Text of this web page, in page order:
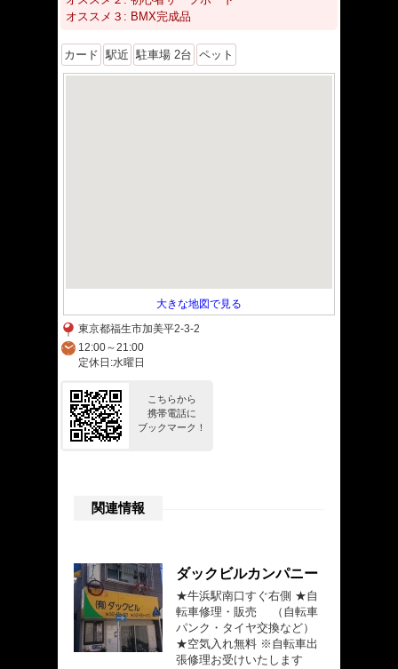
オススメ３: BMX完成品
カード 駅近 駐車場 2台 ペット
大きな地図で見る
東京都福生市加美平2-3-2
12:00～21:00
定休日:水曜日
こちらから
携帯電話に
ブックマーク！
関連情報
ダックビルカンパニー
★牛浜駅南口すぐ右側 ★自
転車修理・販売 （自転車
パンク・タイヤ交換など）
★空気入れ無料 ※自転車出
張修理お受けいたします